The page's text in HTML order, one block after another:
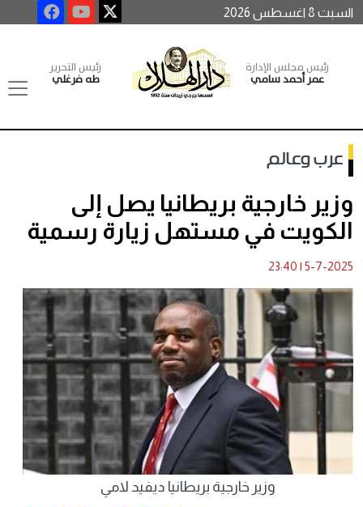
السبت 8 اغسطس 2026
رئيس مجلس الإدارة
عمر أحمد سامي
رئيس التحرير
طه فرغلي
عرب وعالم
وزير خارجية بريطانيا يصل إلى
الكويت في مستهل زيارة رسمية
5-7-2025
|
23:40
وزير خارجية بريطانيا ديفيد لامي